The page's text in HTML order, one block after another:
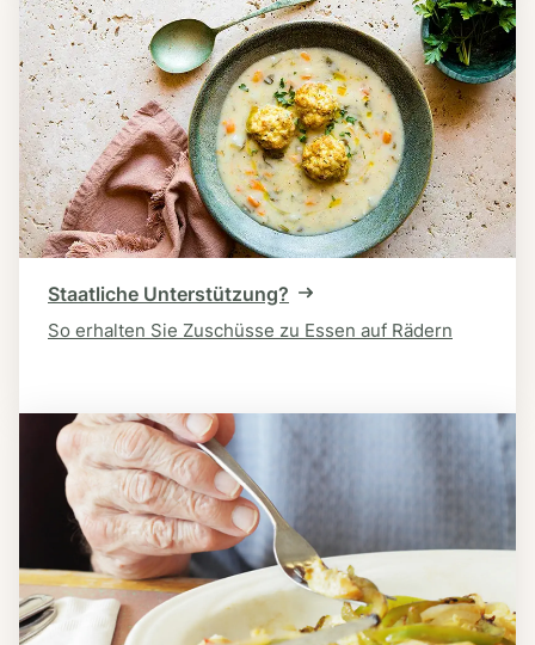
Staatliche Unterstützung?
So erhalten Sie Zuschüsse zu Essen auf Rädern